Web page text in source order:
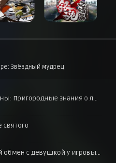
Звёздный мудрец
Жгучий взор Шаны: Пригородные знания о любви в горячих источниках!
святого
Межкультурный обмен с девушкой у игровых автоматов